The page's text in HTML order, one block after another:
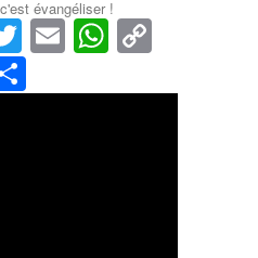
évangéliser !
Twitter
Email